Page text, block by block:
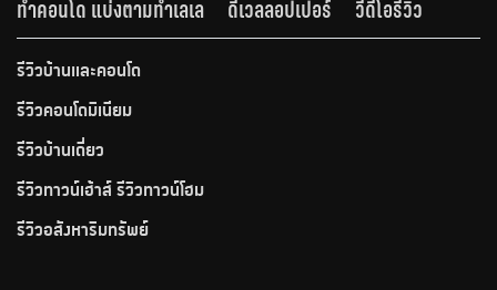
ทำคอนโด แบ่งตามทำเลเล
ดีเวลลอปเปอร์ วีดีโอรีวิว
รีวิวบ้านและคอนโด
รีวิวคอนโดมิเนียม
รีวิวบ้านเดี่ยว
รีวิวทาวน์เฮ้าส์ รีวิวทาวน์โฮม
รีวิวอสังหาริมทรัพย์